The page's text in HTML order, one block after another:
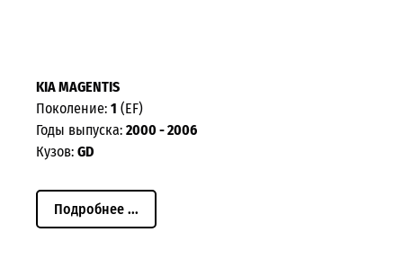
KIA MAGENTIS
Поколение: 1 (EF)
Годы выпуска: 2000 - 2006
Кузов: GD
Подробнее ...